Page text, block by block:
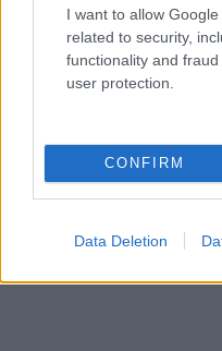
I want to allow
related to security,
functionality and
user protection.
CONFIRM
Data Deletion
második világháború
kommunizmus
–, mert akkor
mind a három
kell, hogy történjen.
ZN: A téma fokozott